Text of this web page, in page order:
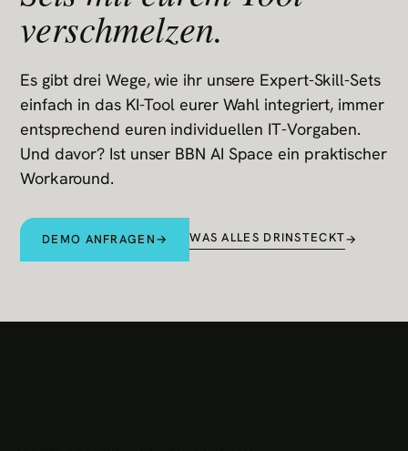
verschmelzen.
Es gibt drei Wege, wie ihr unsere Expert-Skill-Sets
einfach in das KI-Tool eurer Wahl integriert, immer
entsprechend euren individuellen IT-Vorgaben.
Und davor? Ist unser BBN AI Space ein praktischer
Workaround.
DEMO ANFRAGEN→ WAS ALLES DRINSTECKT→